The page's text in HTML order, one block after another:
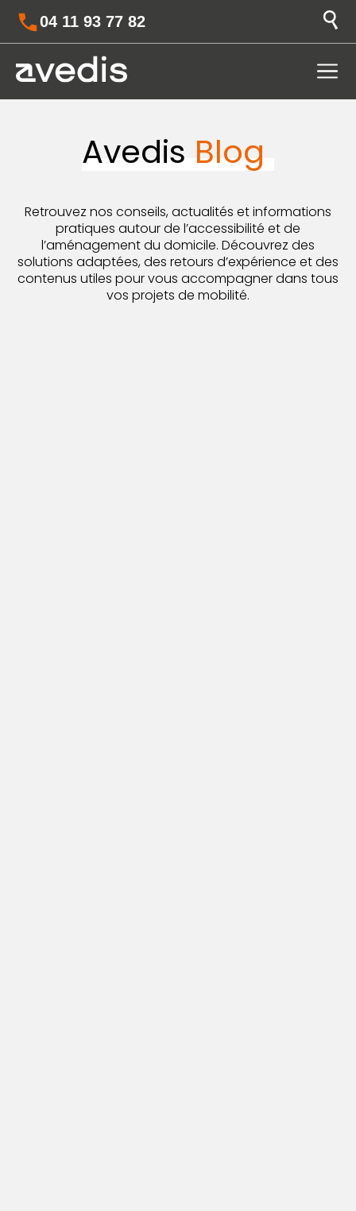
04 11 93 77 82
Avedis Blog
Retrouvez nos conseils, actualités et informations
pratiques autour de l’accessibilité et de
l’aménagement du domicile. Découvrez des
solutions adaptées, des retours d’expérience et des
contenus utiles pour vous accompagner dans tous
vos projets de mobilité.